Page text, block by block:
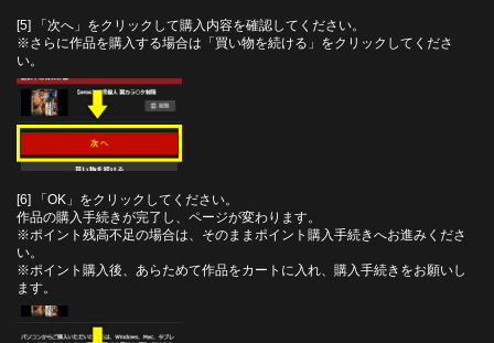
[5] 「次へ」をクリックして購入内容を確認してください。
※さらに作品を購入する場合は「買い物を続ける」をクリックしてくださ
い。
[6] 「OK」をクリックしてください。
作品の購入手続きが完了し、ページが変わります。
※ポイント残高不足の場合は、そのままポイント購入手続きへお進みくださ
い。
※ポイント購入後、あらためて作品をカートに入れ、購入手続きをお願いし
ます。